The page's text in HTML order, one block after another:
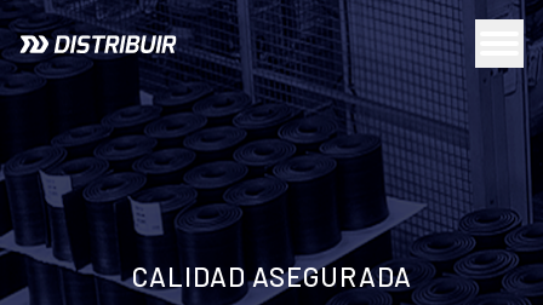
CALIDAD ASEGURADA